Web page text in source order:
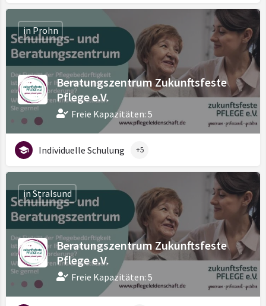
Beratungszentrum Zukunftsfeste
Pflege e.V.
Freie Kapazitäten: 5
in Prohn
Individuelle Schulung +5
Beratungszentrum Zukunftsfeste
Pflege e.V.
Freie Kapazitäten: 5
in Stralsund